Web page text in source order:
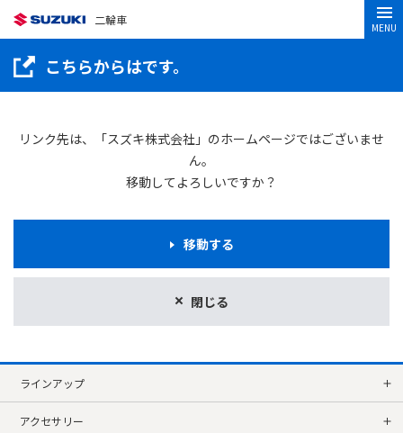
二輪車
MENU
こちらからはです。
リンク先は、「スズキ株式会社」のホームページではございませ
ん。
移動してよろしいですか？
閉じる
移動する
ラインアップ
アクセサリー